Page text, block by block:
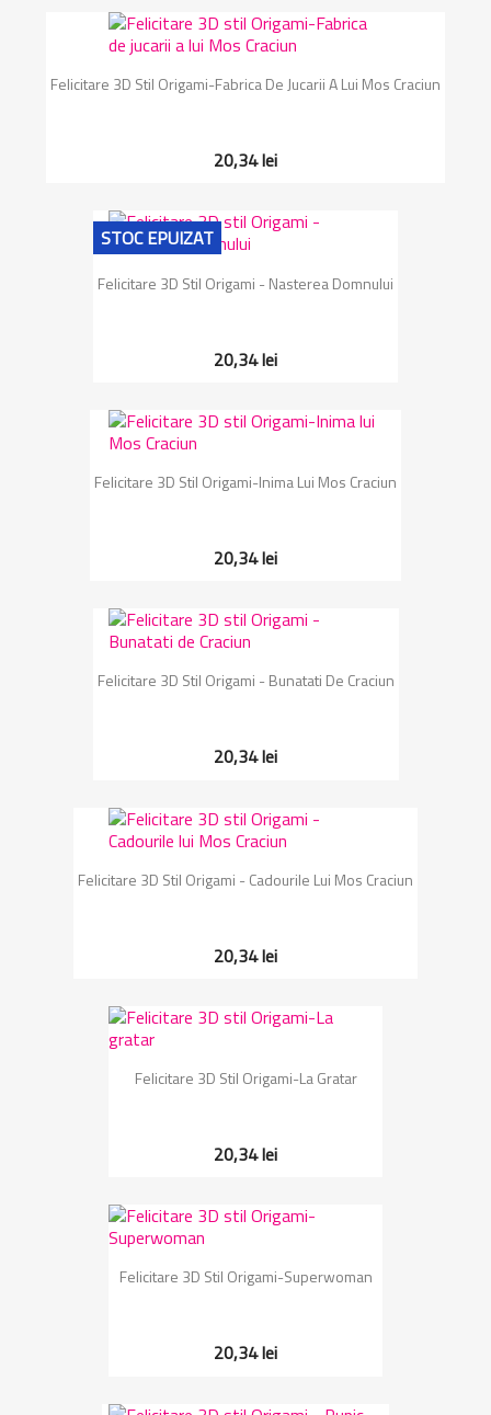
Felicitare 3D Stil Origami-Fabrica De Jucarii A Lui Mos Craciun
20,34 lei
Felicitare 3D Stil Origami - Nasterea Domnului
20,34 lei
STOC EPUIZAT
Felicitare 3D Stil Origami-Inima Lui Mos Craciun
20,34 lei
Felicitare 3D Stil Origami - Bunatati De Craciun
20,34 lei
Felicitare 3D Stil Origami - Cadourile Lui Mos Craciun
20,34 lei
Felicitare 3D Stil Origami-La Gratar
20,34 lei
Felicitare 3D Stil Origami-Superwoman
20,34 lei